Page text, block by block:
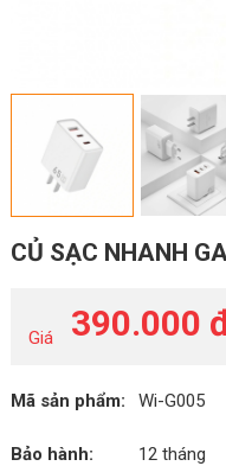
CỦ SẠC NHANH
Giá 390.000
Mã sản phẩm: Wi-G005
Bảo hành: 12 tháng